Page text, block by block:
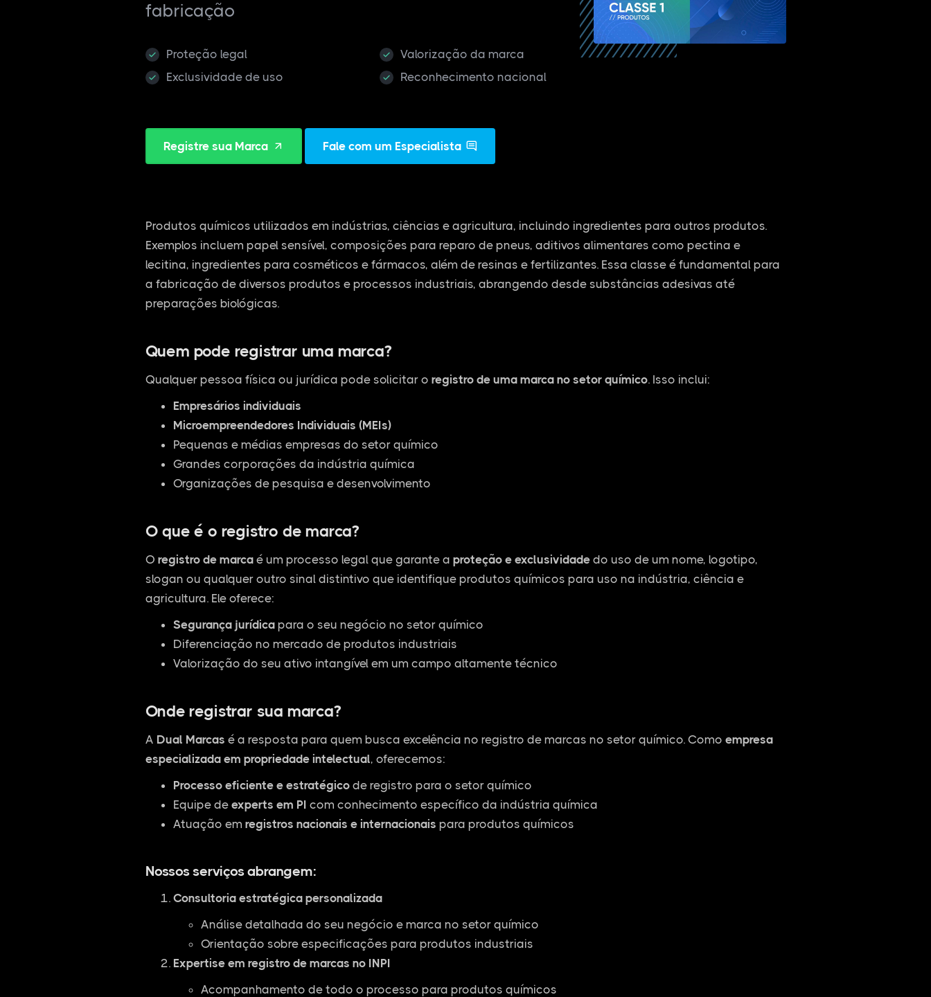
fabricação
Proteção legal
Exclusividade de uso
Valorização da marca
Reconhecimento nacional
Registre sua Marca Fale com um Especialista
Produtos químicos utilizados em indústrias, ciências e agricultura, incluindo ingredientes para outros produtos.
Exemplos incluem papel sensível, composições para reparo de pneus, aditivos alimentares como pectina e
lecitina, ingredientes para cosméticos e fármacos, além de resinas e fertilizantes. Essa classe é fundamental para
a fabricação de diversos produtos e processos industriais, abrangendo desde substâncias adesivas até
preparações biológicas.
Quem pode registrar uma marca?
Qualquer pessoa física ou jurídica pode solicitar o registro de uma marca no setor químico. Isso inclui:
Empresários individuais
Microempreendedores Individuais (MEIs)
Pequenas e médias empresas do setor químico
Grandes corporações da indústria química
Organizações de pesquisa e desenvolvimento
O que é o registro de marca?
O registro de marcaé um processo legal que garante a proteção e exclusividadedo uso de um nome, logotipo,
slogan ou qualquer outro sinal distintivo que identifique produtos químicos para uso na indústria, ciência e
agricultura. Ele oferece:
Segurança jurídicapara o seu negócio no setor químico
Diferenciação no mercado de produtos industriais
Valorização do seu ativo intangível em um campo altamente técnico
Onde registrar sua marca?
A Dual Marcas é a resposta para quem busca excelência no registro de marcas no setor químico. Como empresa
especializada em propriedade intelectual, oferecemos:
Processo eficiente e estratégicode registro para o setor químico
Equipe de experts em PI com conhecimento específico da indústria química
Atuação em registros nacionais e internacionais para produtos químicos
Nossos serviços abrangem:
Consultoria estratégica personalizada
Análise detalhada do seu negócio e marca no setor químico
Orientação sobre especificações para produtos industriais
Expertise em registro de marcas no INPI
Acompanhamento de todo o processo para produtos químicos